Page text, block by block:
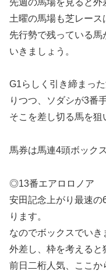
土曜の馬場も芝レース
先行勢で残っている
いきましょう。
G1らしく引き締まっ
りつつ、ソダシが3番
そこを差し切る馬を狙
馬券は馬連4頭ボックス
◎13番エアロロノア
安田記念上がり最速
ります。
なのでボックスでいき
外差し、枠を考えると
前日二桁人気、ここか